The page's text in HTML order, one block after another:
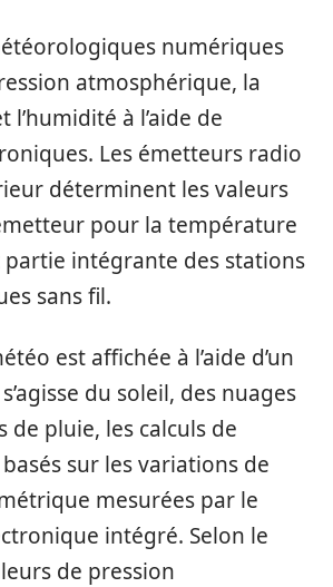
numériques
atmosphérique, la
à l’aide de
Les émetteurs radio
déterminent les valeurs
pour la température
intégrante des stations
sans fil.
est affichée à l’aide d’un
du soleil, des nuages
de pluie, les calculs de
sur les variations de
mesurées par le
intégré. Selon le
de pression